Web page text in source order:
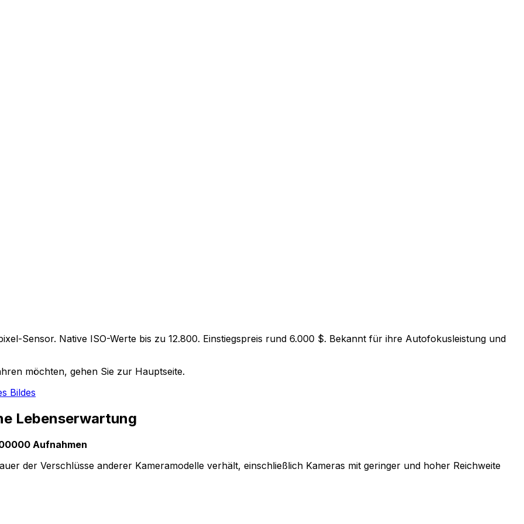
Sensor. Native ISO-Werte bis zu 12.800. Einstiegspreis rund 6.000 $. Bekannt für ihre Autofokusleistung und
möchten, gehen Sie zur Hauptseite.
Bildes
Lebenserwartung
Aufnahmen
der Verschlüsse anderer Kameramodelle verhält, einschließlich Kameras mit geringer und hoher Reichweite